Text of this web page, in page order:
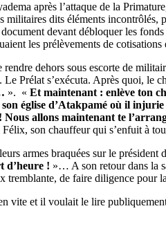
après l’attaque de la
dits éléments
devant débloquer les
les prélèvements de
dehors sous escorte de
Prélat s’exécuta. Après quoi, le
». « Et maintenant : enlève ton
église d’Atakpamé où il
Nous allons maintenant te
son chauffeur qui s’enfuit à
armes braquées sur le
d’heure ! »… A son retour dans la
de faire diligence pour
vite et il voulait le lire